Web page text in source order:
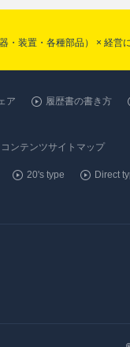
・装置・各種部品） × 経
ア 履歴書の書き方
コンテンツサイトマップ
20's type Direct